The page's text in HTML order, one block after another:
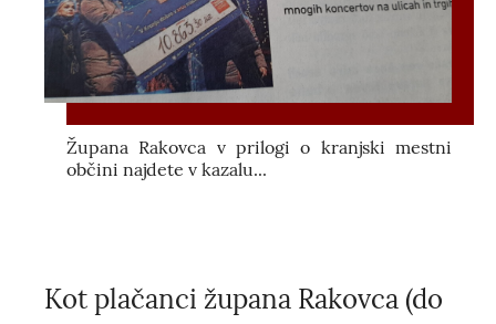
Župana Rakovca v prilogi o kranjski mestni
občini najdete v kazalu...
Kot plačanci župana Rakovca (do